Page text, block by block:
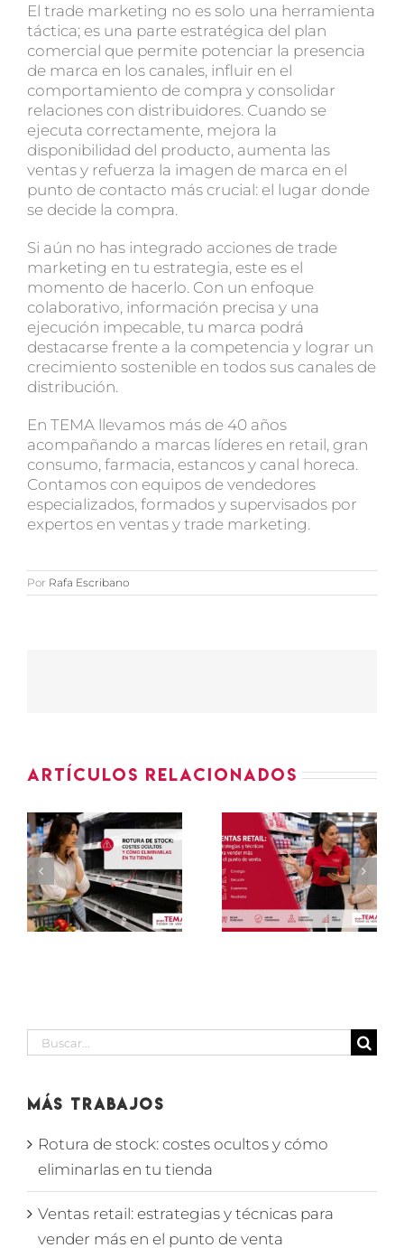
El trade marketing no es solo una herramienta
táctica; es una parte estratégica del plan
comercial que permite potenciar la presencia
de marca en los canales, influir en el
comportamiento de compra y consolidar
relaciones con distribuidores. Cuando se
ejecuta correctamente, mejora la
disponibilidad del producto, aumenta las
ventas y refuerza la imagen de marca en el
punto de contacto más crucial: el lugar donde
se decide la compra.
Si aún no has integrado acciones de trade
marketing en tu estrategia, este es el
momento de hacerlo. Con un enfoque
colaborativo, información precisa y una
ejecución impecable, tu marca podrá
destacarse frente a la competencia y lograr un
crecimiento sostenible en todos sus canales de
distribución.
En TEMAllevamos más de 40 años
acompañando a marcas líderes en retail, gran
consumo, farmacia, estancos y canal horeca.
Contamos con equipos de vendedores
especializados, formados y supervisados por
expertos en ventas y trade marketing.
Por Rafa Escribano
Artículos relacionados
Ventas
retail:
estrategias
y técnicas
para
vender
más en el
KPIs de
fuerza de
ventas
externa:
qué medir
para saber
si tu
Buscar:
Más Trabajos
Rotura de stock: costes ocultos y cómo
eliminarlas en tu tienda
Ventas retail: estrategias y técnicas para
vender más en el punto de venta